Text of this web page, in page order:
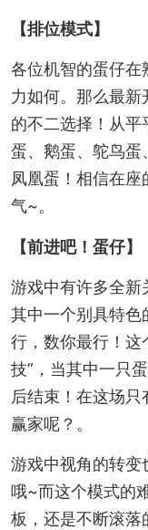
【排位模式】
各位机智的蛋仔在
力如何。那么最新
的不二选择！从
蛋、鹅蛋、鸵鸟蛋
凤凰蛋！相信在
气~。
【前进吧！蛋仔】
游戏中有许多全新
其中一个别具特色
行，数你最行！这
技”，当其中一只
后结束！在这场
赢家呢？。
游戏中视角的转变
哦~而这个模式的
板，还是不断滚落